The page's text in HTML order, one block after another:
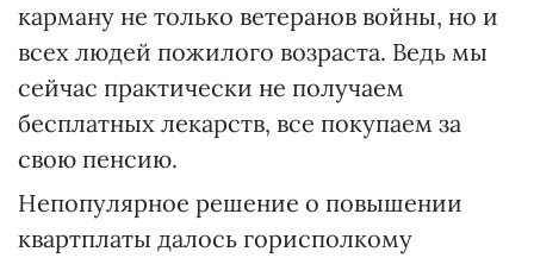
карману не только ветеранов войны, но и
всех людей пожилого возраста. Ведь мы
сейчас практически не получаем
бесплатных лекарств, все покупаем за
свою пенсию.
Непопулярное решение о повышении
квартплаты далось горисполкому